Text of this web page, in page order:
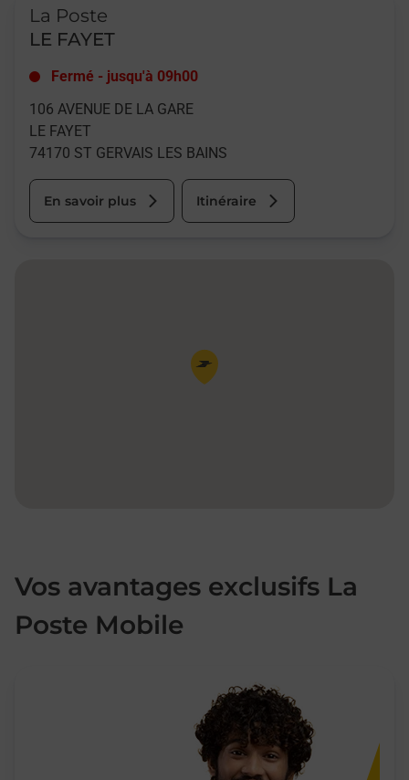
La Poste
LE FAYET
Fermé - jusqu'à 09h00
106 AVENUE DE LA GARE
LE FAYET
74170 ST GERVAIS LES BAINS
En savoir plus Itinéraire
Pin de la carte
Vos avantages exclusifs La
Poste Mobile